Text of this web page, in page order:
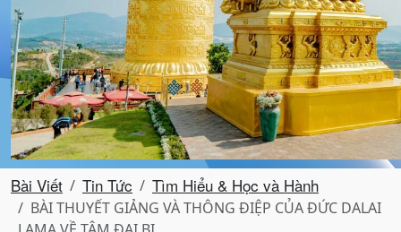
Bài Viết Tin Tức Tìm Hiểu & Học và Hành
BÀI THUYẾT GIẢNG VÀ THÔNG ĐIỆP CỦA ĐỨC DALAI